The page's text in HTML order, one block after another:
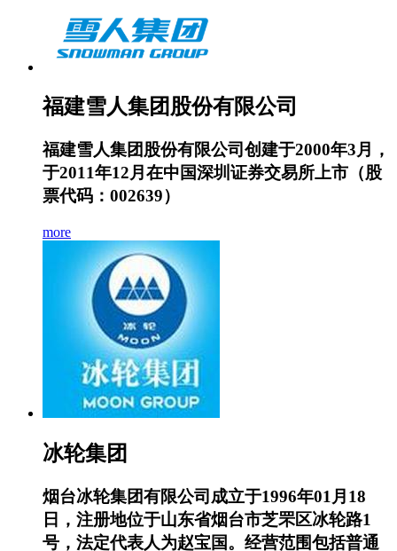
福建雪人集团股份有限公司
福建雪人集团股份有限公司创建于2000年3月，
于2011年12月在中国深圳证券交易所上市（股
票代码：002639）
more
冰轮集团
烟台冰轮集团有限公司成立于1996年01月18
日，注册地位于山东省烟台市芝罘区冰轮路1
号，法定代表人为赵宝国。经营范围包括普通